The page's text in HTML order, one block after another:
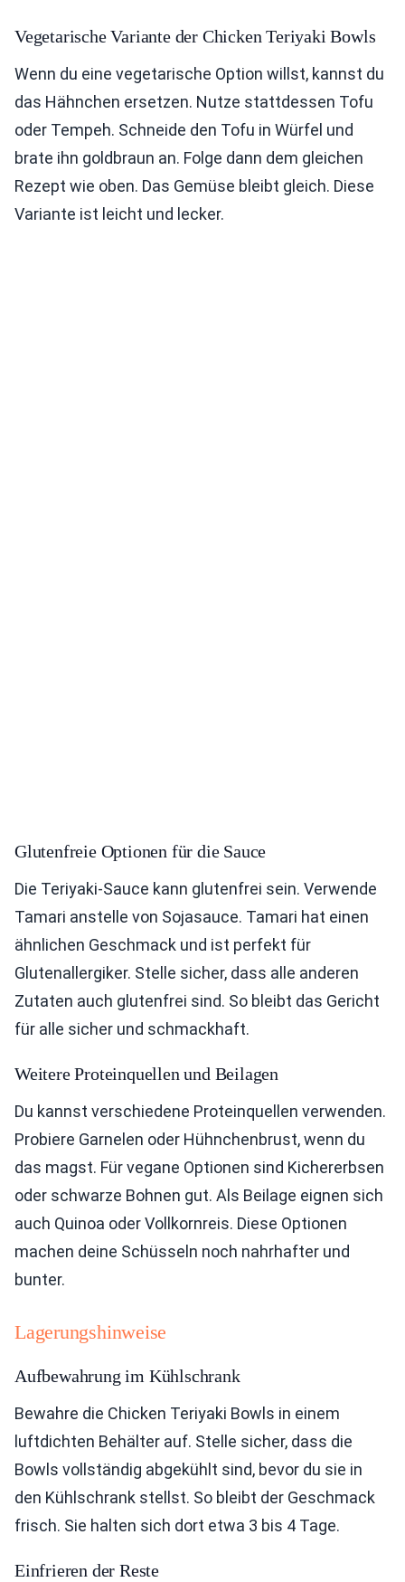
Vegetarische Variante der Chicken Teriyaki Bowls
Wenn du eine vegetarische Option willst, kannst du
das Hähnchen ersetzen. Nutze stattdessen Tofu
oder Tempeh. Schneide den Tofu in Würfel und
brate ihn goldbraun an. Folge dann dem gleichen
Rezept wie oben. Das Gemüse bleibt gleich. Diese
Variante ist leicht und lecker.
Glutenfreie Optionen für die Sauce
Die Teriyaki-Sauce kann glutenfrei sein. Verwende
Tamari anstelle von Sojasauce. Tamari hat einen
ähnlichen Geschmack und ist perfekt für
Glutenallergiker. Stelle sicher, dass alle anderen
Zutaten auch glutenfrei sind. So bleibt das Gericht
für alle sicher und schmackhaft.
Weitere Proteinquellen und Beilagen
Du kannst verschiedene Proteinquellen verwenden.
Probiere Garnelen oder Hühnchenbrust, wenn du
das magst. Für vegane Optionen sind Kichererbsen
oder schwarze Bohnen gut. Als Beilage eignen sich
auch Quinoa oder Vollkornreis. Diese Optionen
machen deine Schüsseln noch nahrhafter und
bunter.
Lagerungshinweise
Aufbewahrung im Kühlschrank
Bewahre die Chicken Teriyaki Bowls in einem
luftdichten Behälter auf. Stelle sicher, dass die
Bowls vollständig abgekühlt sind, bevor du sie in
den Kühlschrank stellst. So bleibt der Geschmack
frisch. Sie halten sich dort etwa 3 bis 4 Tage.
Einfrieren der Reste